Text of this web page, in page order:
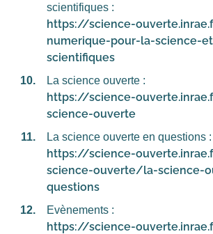
scientifiques :
https://science-
numerique-pour-la-science-
scientifiques
La science ouverte :
https://science-
science-ouverte
La science ouverte en questions :
https://science-
science-ouverte/la-science-
questions
Evènements :
https://science-